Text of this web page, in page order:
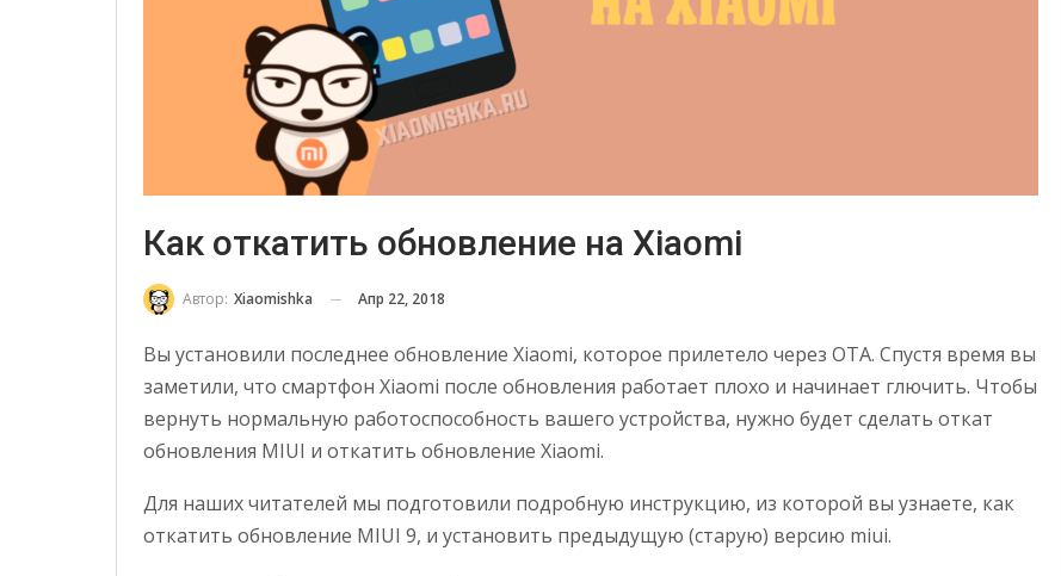
Как откатить обновление на Xiaomi
Автор: Xiaomishka Апр 22, 2018
Вы установили последнее обновление Xiaomi, которое прилетело через OTA. Спустя время вы
заметили, что смартфон Xiaomi после обновления работает плохо и начинает глючить. Чтобы
вернуть нормальную работоспособность вашего устройства, нужно будет сделать откат
обновления MIUI и откатить обновление Xiaomi.
Для наших читателей мы подготовили подробную инструкцию, из которой вы узнаете, как
откатить обновление MIUI 9, и установить предыдущую (старую) версию miui.